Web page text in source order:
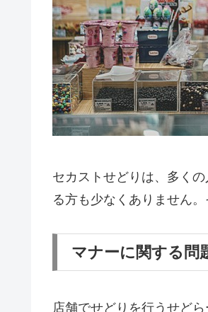
セカストせどりは、多く
る方も少なくありません
マナーに関する問
店舗でせどりを行うせど